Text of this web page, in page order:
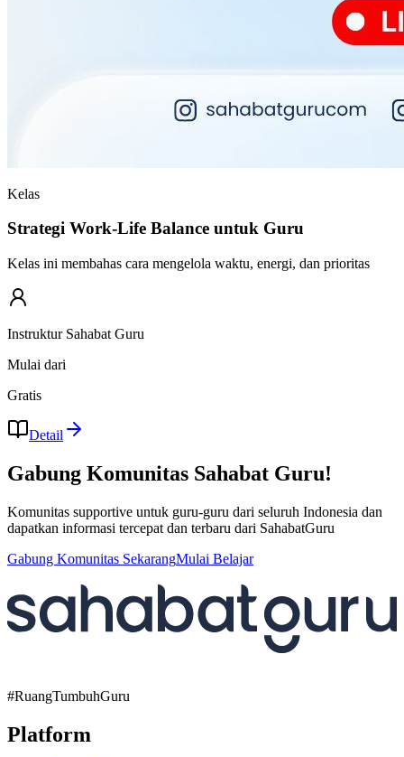
Kelas
Strategi Work-Life Balance untuk Guru
Kelas ini membahas cara mengelola waktu, energi, dan prioritas
Instruktur Sahabat Guru
Mulai dari
Gratis
Detail
Gabung Komunitas Sahabat Guru!
Komunitas supportive untuk guru-guru dari seluruh Indonesia dan
dapatkan informasi tercepat dan terbaru dari SahabatGuru
Gabung Komunitas SekarangMulai Belajar
#RuangTumbuhGuru
Platform